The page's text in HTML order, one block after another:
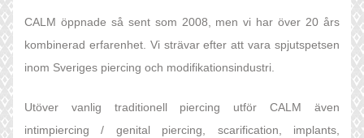
CALM öppnade så sent som 2008, men vi har över 20 års
kombinerad erfarenhet. Vi strävar efter att vara spjutspetsen
inom Sveriges piercing och modifikationsindustri.
Utöver vanlig traditionell piercing utför CALM även
intimpiercing / genital piercing, scarification, implants,